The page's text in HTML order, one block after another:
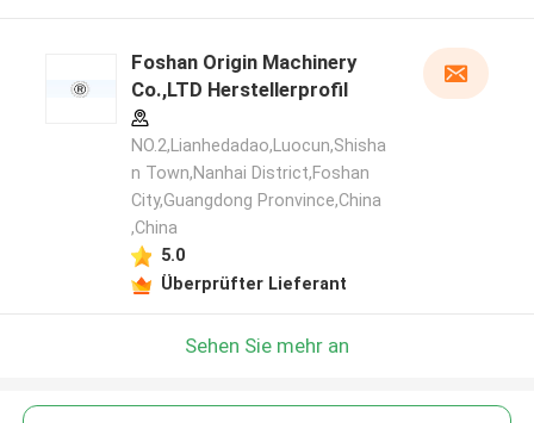
Foshan Origin Machinery
Co.,LTD Herstellerprofil
NO.2,Lianhedadao,Luocun,Shisha
n Town,Nanhai District,Foshan
City,Guangdong Pronvince,China
,China
5.0
Überprüfter Lieferant
Sehen Sie mehr an